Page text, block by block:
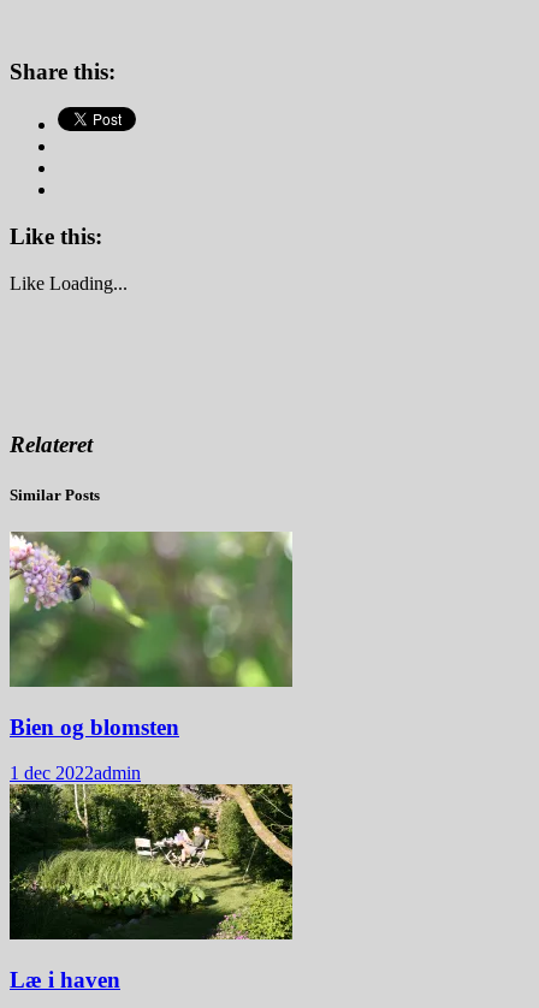
Share this:
Like this:
Like Loading...
Relateret
Similar Posts
Bien og blomsten
1 dec 2022admin
Læ i haven